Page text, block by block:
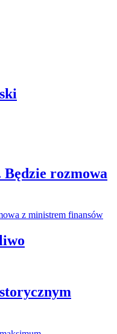
rozmowa